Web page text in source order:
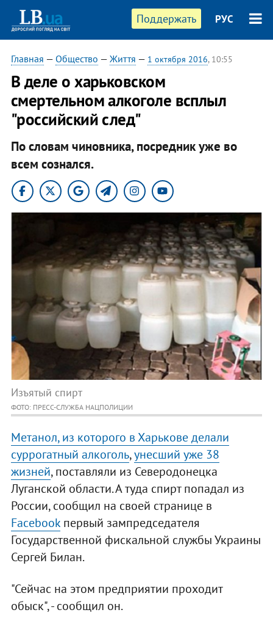
Поддержать РУС
Главная — Общество — Життя — 1 октября 2016, 10:55
В деле о харьковском
смертельном алкоголе всплыл
"российский след"
По словам чиновника, посредник уже во
всем сознался.
Изъятый спирт
ФОТО: ПРЕСС-СЛУЖБА НАЦПОЛИЦИИ
Метанол, из которого в Харькове делали
суррогатный алкоголь,унесший уже 38
жизней, поставляли из Северодонецка
Луганской области. А туда спирт попадал из
России, сообщил на своей странице в
Facebookпервый зампредседателя
Государственной фискальной службы Украины
Сергей Билан.
"Сейчас на этом предприятии проходит
обыск", - сообщил он.